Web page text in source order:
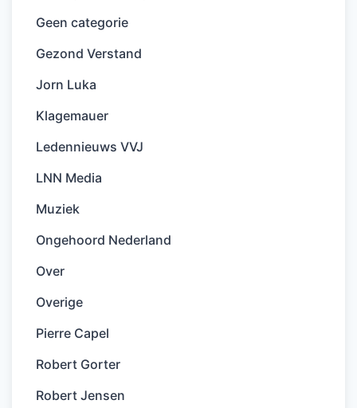
Geen categorie
Gezond Verstand
Jorn Luka
Klagemauer
Ledennieuws VVJ
LNN Media
Muziek
Ongehoord Nederland
Over
Overige
Pierre Capel
Robert Gorter
Robert Jensen